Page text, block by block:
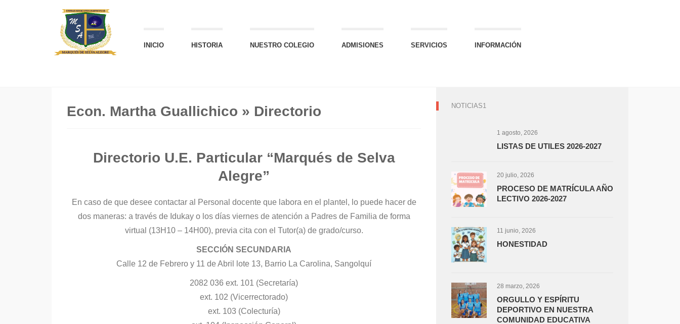
INICIO HISTORIA NUESTRO COLEGIO ADMISIONES SERVICIOS INFORMACIÓN
Econ. Martha Guallichico » Directorio
Directorio U.E. Particular “Marqués de Selva
Alegre”
En caso de que desee contactar al Personal docente que labora en el plantel, lo puede hacer de
dos maneras: a través de Idukay o los días viernes de atención a Padres de Familia de forma
virtual (13H10 – 14H00), previa cita con el Tutor(a) de grado/curso.
SECCIÓN SECUNDARIA
Calle 12 de Febrero y 11 de Abril lote 13, Barrio La Carolina, Sangolquí
2082 036 ext. 101 (Secretaría)
ext. 102 (Vicerrectorado)
ext. 103 (Colecturía)
NOTICIAS1
1 agosto, 2026
LISTAS DE UTILES 2026-2027
20 julio, 2026
PROCESO DE MATRÍCULA AÑO
LECTIVO 2026-2027
11 junio, 2026
HONESTIDAD
28 marzo, 2026
ORGULLO Y ESPÍRITU
DEPORTIVO EN NUESTRA
COMUNIDAD EDUCATIVA